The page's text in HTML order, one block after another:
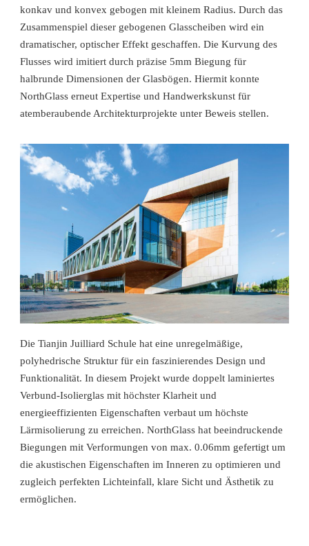
konkav und konvex gebogen mit kleinem Radius. Durch das
Zusammenspiel dieser gebogenen Glasscheiben wird ein
dramatischer, optischer Effekt geschaffen. Die Kurvung des
Flusses wird imitiert durch präzise 5mm Biegung für
halbrunde Dimensionen der Glasbögen. Hiermit konnte
NorthGlass erneut Expertise und Handwerkskunst für
atemberaubende Architekturprojekte unter Beweis stellen.
Die Tianjin Juilliard Schule hat eine unregelmäßige,
polyhedrische Struktur für ein faszinierendes Design und
Funktionalität. In diesem Projekt wurde doppelt laminiertes
Verbund-Isolierglas mit höchster Klarheit und
energieeffizienten Eigenschaften verbaut um höchste
Lärmisolierung zu erreichen. NorthGlass hat beeindruckende
Biegungen mit Verformungen von max. 0.06mm gefertigt um
die akustischen Eigenschaften im Inneren zu optimieren und
zugleich perfekten Lichteinfall, klare Sicht und Ästhetik zu
ermöglichen.